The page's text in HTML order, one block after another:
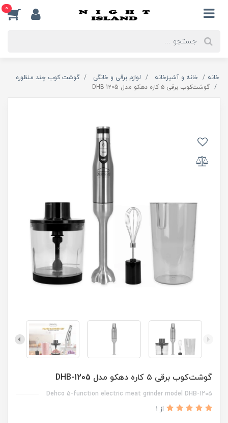
0
خانه خانه و آشپزخانه لوازم برقی و خانگی
گوشت کوب چند منظوره
گوشت‌کوب برقی ۵ کاره دهکو مدل DHB-1205
گوشت‌کوب برقی ۵ کاره دهکو مدل DHB-1205
Dehco 5-function electric meat grinder model DHB-1205
از 1